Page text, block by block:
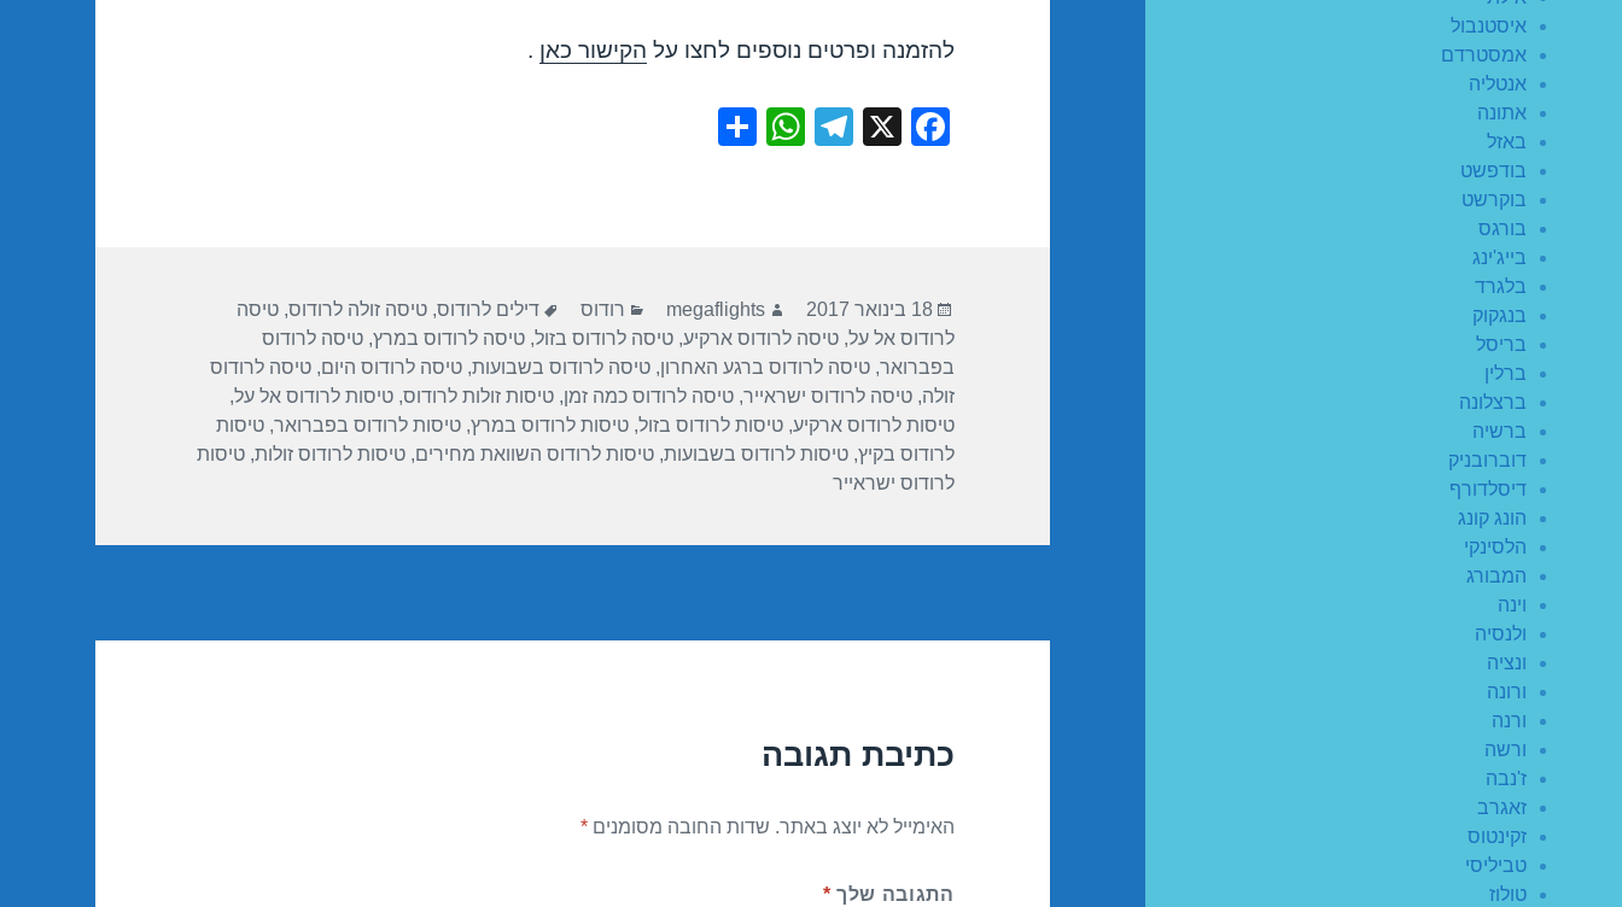
איסטנבול
אמסטרדם
אנטליה
אתונה
באזל
בודפשט
בוקרשט
בורגס
בייג'ינג
בלגרד
בנגקוק
בריסל
ברלין
ברצלונה
ברשיה
דוברובניק
דיסלדורף
הונג קונג
הלסינקי
המבורג
וינה
ולנסיה
ונציה
ורונה
ורנה
ורשה
ז'נבה
זאגרב
זקינטוס
טביליסי
טולוז
להזמנה ופרטים נוספים לחצו על הקישור כאן .
F
o
o
k
X
T
m
W
p
p
פורסם
בתאריך
18 בינואר 2017 מחבר
megaflights קטגוריות
רודוס תגיות
דילים לרודוס,טיסה זולה לרודוס,טיסה
לרודוס אל על,טיסה לרודוס ארקיע,טיסה לרודוס בזול,טיסה לרודוס במרץ,טיסה לרודוס
בפברואר,טיסה לרודוס ברגע האחרון,טיסה לרודוס בשבועות,טיסה לרודוס היום,טיסה לרודוס
זולה,טיסה לרודוס ישראייר,טיסה לרודוס כמה זמן,טיסות זולות לרודוס,טיסות לרודוס אל על,
טיסות לרודוס ארקיע,טיסות לרודוס בזול,טיסות לרודוס במרץ,טיסות לרודוס בפברואר,טיסות
לרודוס בקיץ,טיסות לרודוס בשבועות,טיסות לרודוס השוואת מחירים,טיסות לרודוס זולות,טיסות
לרודוס ישראייר
כתיבת תגובה
האימייל לא יוצג באתר. שדות החובה מסומנים*
התגובה שלך *